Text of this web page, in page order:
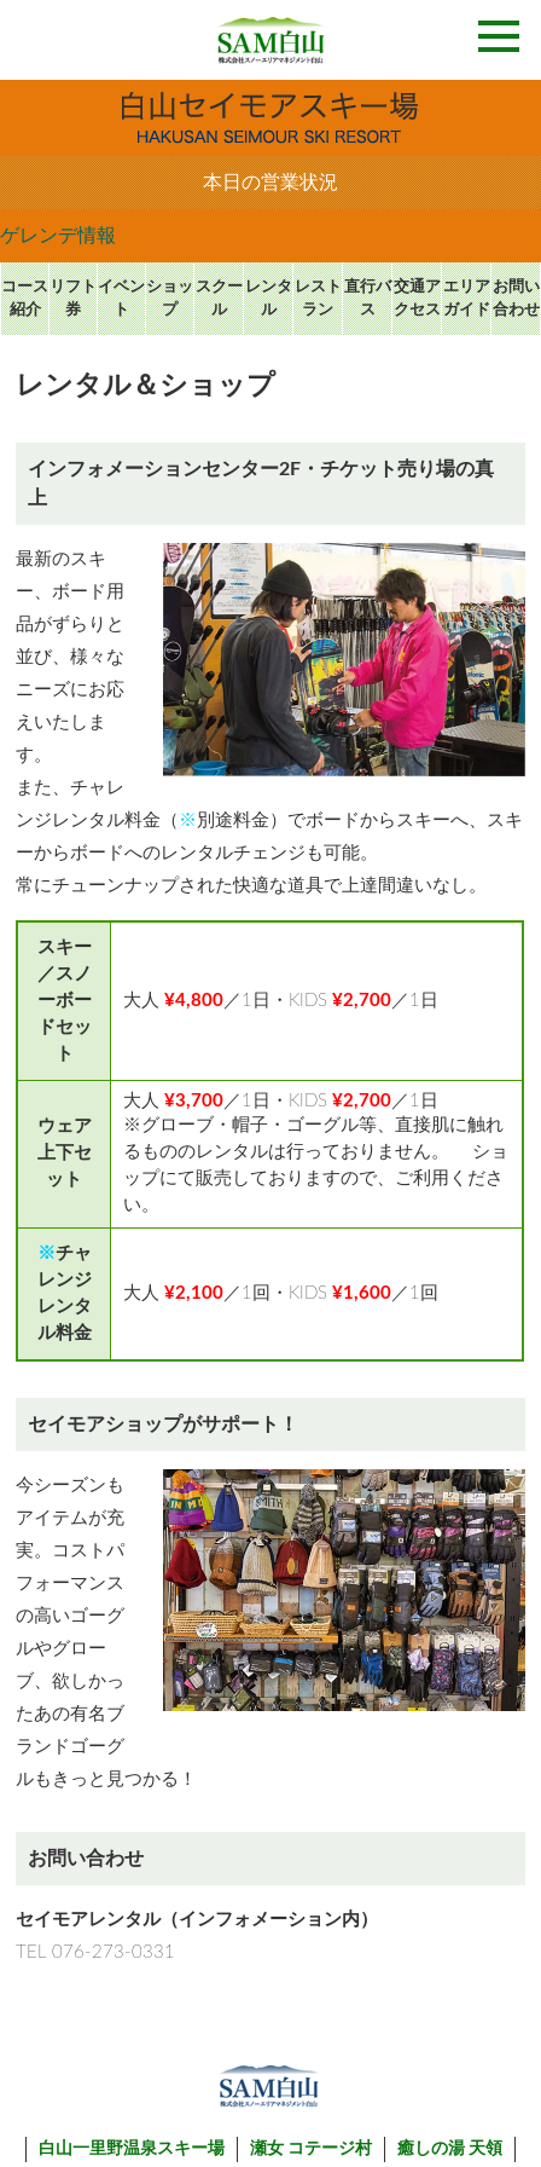
本日の営業状況
ゲレンデ情報
コース
紹介
リフト
券
イベン
ト
ショッ
プ
スクー
ル
レンタ
ル
レスト
ラン
直行バ
ス
交通ア
クセス
エリア
ガイド
お問い
合わせ
レンタル＆ショップ
インフォメーションセンター2F・チケット売り場の真
上
最新のスキ
ー、ボード用
品がずらりと
並び、様々な
ニーズにお応
えいたしま
す。
また、チャレ
ンジレンタル料金（ ※ 別途料金）でボードからスキーへ、スキ
ーからボードへのレンタルチェンジも可能。
常にチューンナップされた快適な道具で上達間違いなし。
スキー
／スノ
ーボー
ドセッ
ト
大人¥4,800／1日・KIDS¥2,700／1日
ウェア
上下セ
ット
大人¥3,700／1日・KIDS¥2,700／1日
※グローブ・帽子・ゴーグル等、直接肌に触れ
るもののレンタルは行っておりません。 ショ
ップにて販売しておりますので、ご利用くださ
い。
※チャ
レンジ
レンタ
ル料金
大人¥2,100／1回・KIDS¥1,600／1回
セイモアショップがサポート！
今シーズンも
アイテムが充
実。コストパ
フォーマンス
の高いゴーグ
ルやグロー
ブ、欲しかっ
たあの有名ブ
ランドゴーグ
ルもきっと見つかる！
お問い合わせ
セイモアレンタル（インフォメーション内）
TEL 076-273-0331
白山一里野温泉スキー場 瀬女 コテージ村 癒しの湯 天領